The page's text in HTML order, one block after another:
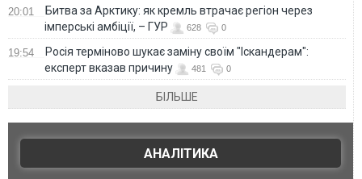
20:01
Битва за Арктику: як кремль втрачає регіон через
імперські амбіції, – ГУР
628 0
19:54
Росія терміново шукає заміну своїм "Іскандерам":
експерт вказав причину
481 0
БІЛЬШЕ
АНАЛІТИКА